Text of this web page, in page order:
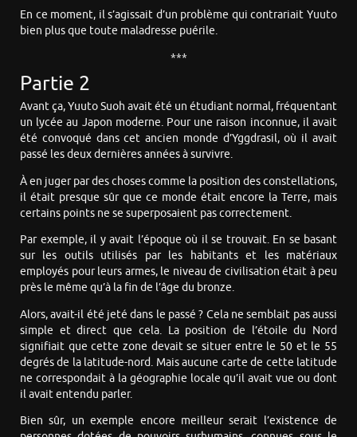
En ce moment, il s’agissait d’un problème qui contrariait Yuuto
bien plus que toute maladresse puérile.
***
Partie 2
Avant ça, Yuuto Suoh avait été un étudiant normal, fréquentant
un lycée au Japon moderne. Pour une raison inconnue, il avait
été convoqué dans cet ancien monde d’Yggdrasil, où il avait
passé les deux dernières années à survivre.
À en juger par des choses comme la position des constellations,
il était presque sûr que ce monde était encore la Terre, mais
certains points ne se superposaient pas correctement.
Par exemple, il y avait l’époque où il se trouvait. En se basant
sur les outils utilisés par les habitants et les matériaux
employés pour leurs armes, le niveau de civilisation était à peu
près le même qu’à la fin de l’âge du bronze.
Alors, avait-il été jeté dans le passé ? Cela ne semblait pas aussi
simple et direct que cela. La position de l’étoile du Nord
signifiait que cette zone devait se situer entre le 50 et le 55
degrés de la latitude-nord. Mais aucune carte de cette latitude
ne correspondait à la géographie locale qu’il avait vue ou dont
il avait entendu parler.
Bien sûr, un exemple encore meilleur serait l’existence de